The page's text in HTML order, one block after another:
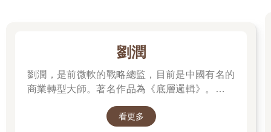
學家將其歸因於生理上的快樂與儲蓄率之間的關係。日本的房屋
大多都是木製住宅，房間地板上鋪設榻榻米，夏天涼爽，冬天溫
度也不會下降太多。然而榻榻米是用稻草做的，如果小孩在上面
大便，可能就會卡在榻榻米上，難以清理，因此日本的父母從小
理上快樂的大小便訓練，導致日本的節約和儲蓄率很高。這個邏
輯背景涉及精神分析理論（Psychoanalytic Theory），由西格蒙
劉潤
劉潤，是前微軟的戰略總監，目前是中國有名的
商業轉型大師。著名作品為《底層邏輯》。唯有
的世界中，認清所有真相！
看更多